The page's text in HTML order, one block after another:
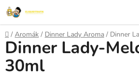
Ugrás
fő
tartalomhoz
Kezdőlap
/ Aromák / Dinner Lady Aroma / Dinner
Dinner Lady-
30ml